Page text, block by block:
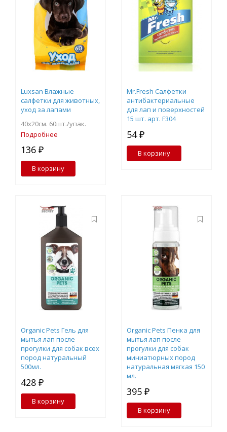
Luxsan Влажные
салфетки для животных,
уход за лапами
40х20см. 60шт./упак.
Подробнее
136 ₽
В корзину
Mr.Fresh Салфетки
антибактериальные
для лап и поверхностей
15 шт. арт. F304
54 ₽
В корзину
Organic Pets Гель для
мытья лап после
прогулки для собак всех
пород натуральный
500мл.
428 ₽
В корзину
Organic Pets Пенка для
мытья лап после
прогулки для собак
миниатюрных пород
натуральная мягкая 150
мл.
395 ₽
В корзину